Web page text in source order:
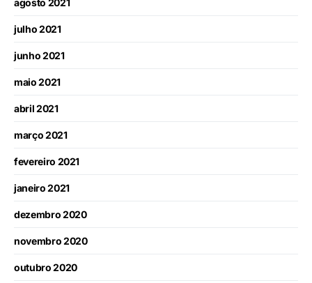
agosto 2021
julho 2021
junho 2021
maio 2021
abril 2021
março 2021
fevereiro 2021
janeiro 2021
dezembro 2020
novembro 2020
outubro 2020